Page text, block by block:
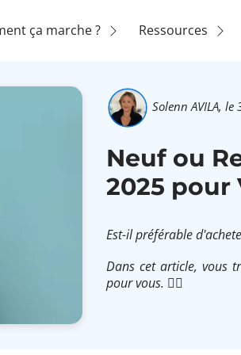
ça marche ? Ressources
Solenn AVILA, le
Neuf ou
2025 pour
Est-il préférable
Dans cet article, vous
pour vous. 👌🏽